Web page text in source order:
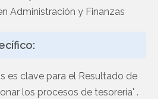
Administración y Finanzas
es clave para el Resultado de
los procesos de tesorería' .